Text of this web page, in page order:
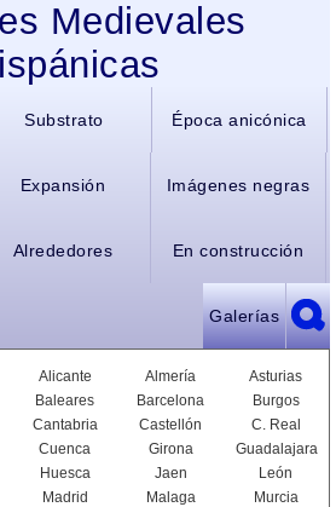
Medievales
Substrato Época anicónica
Expansión Imágenes negras
Alrededores En construcción
Galerías
Alicante Almería
Asturias
Baleares Barcelona
Burgos
Cantabria Castellón
C. Real
Cuenca Girona
Guadalajara
Huesca Jaen
León
Madrid Malaga
Murcia